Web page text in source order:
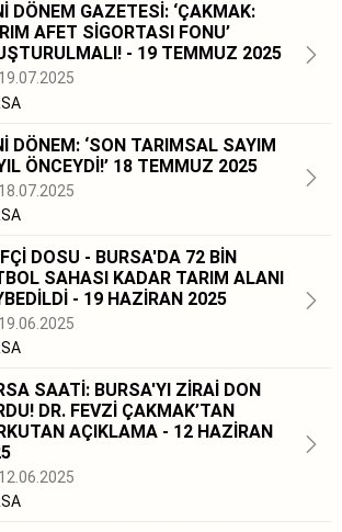
DÖNEM GAZETESİ: ‘ÇAKMAK:
AFET SİGORTASI FONU’
- 19 TEMMUZ 2025
19.07.2025
DÖNEM: ‘SON TARIMSAL SAYIM
ÖNCEYDİ!’ 18 TEMMUZ 2025
18.07.2025
DOSU - BURSA'DA 72 BİN
SAHASI KADAR TARIM ALANI
- 19 HAZİRAN 2025
19.06.2025
SAATİ: BURSA'YI ZİRAİ DON
DR. FEVZİ ÇAKMAK’TAN
AÇIKLAMA - 12 HAZİRAN
12.06.2025